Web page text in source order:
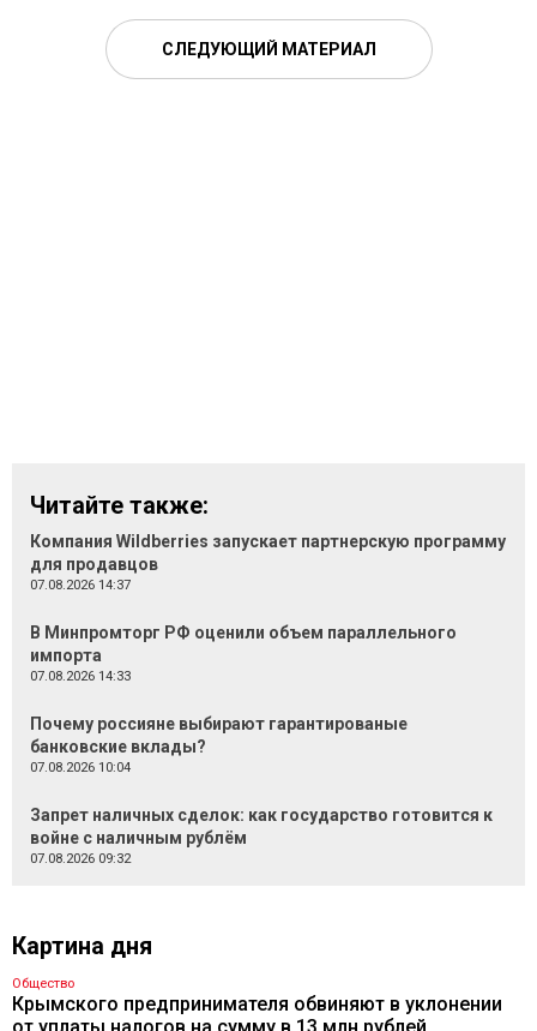
СЛЕДУЮЩИЙ МАТЕРИАЛ
Читайте также:
Компания Wildberries запускает партнерскую программу
для продавцов
07.08.2026 14:37
В Минпромторг РФ оценили объем параллельного
импорта
07.08.2026 14:33
Почему россияне выбирают гарантированые
банковские вклады?
07.08.2026 10:04
Запрет наличных сделок: как государство готовится к
войне с наличным рублём
07.08.2026 09:32
Картина дня
Общество
Крымского предпринимателя обвиняют в уклонении